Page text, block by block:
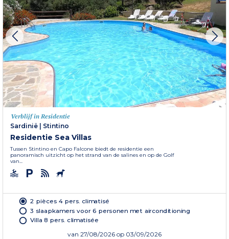
Verblijf in Residentie
Sardinië
Stintino
Residentie Sea Villas
Tussen Stintino en Capo Falcone biedt de residentie een
panoramisch uitzicht op het strand van de salines en op de Golf
van...
2 pièces 4 pers. climatisé
3 slaapkamers voor 6 personen met airconditioning
Villa 8 pers. climatisée
van 27/08/2026 op 03/09/2026